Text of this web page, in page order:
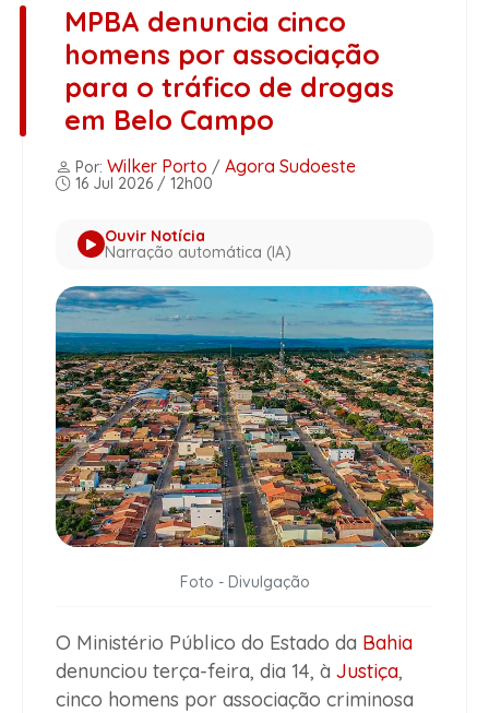
MPBA denuncia cinco
homens por associação
para o tráfico de drogas
em Belo Campo
Por: Wilker Porto / Agora Sudoeste
16 Jul 2026 / 12h00
Ouvir Notícia
Narração automática (IA)
Foto - Divulgação
O Ministério Público do Estado da Bahia
denunciou terça-feira, dia 14, à Justiça,
cinco homens por associação criminosa